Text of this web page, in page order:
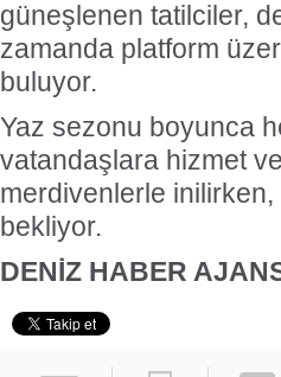
güneşlenen tatilciler,
zamanda platform
buluyor.
Yaz sezonu boyunca
vatandaşlara hizmet
merdivenlerle
bekliyor.
DENİZ HABER